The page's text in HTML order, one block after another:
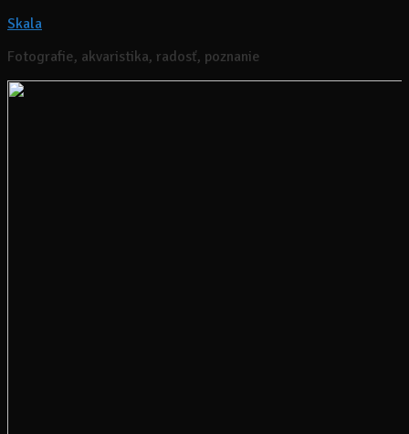
Skala
Fotografie, akvaristika, radosť, poznanie